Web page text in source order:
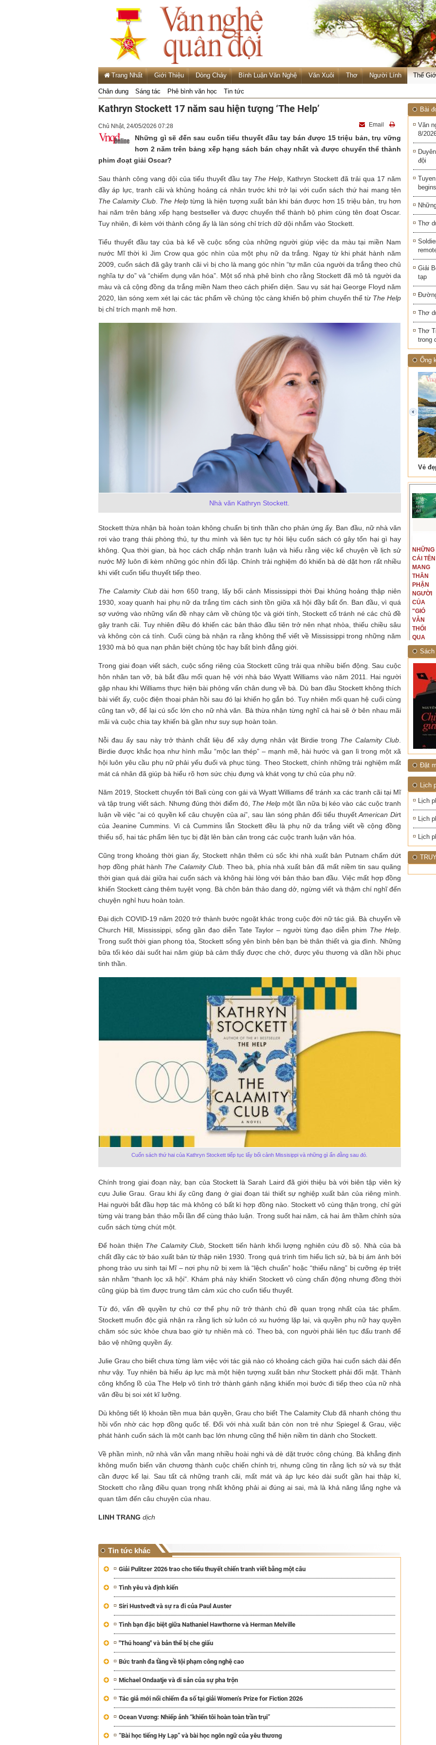
Trang Nhất Giới Thiệu Dòng Chảy Bình Luận Văn Nghệ Văn Xuôi Thơ Người Lính Thế
Chân dung Sáng tác Phê bình văn học Tin tức
Kathryn Stockett 17 năm sau hiện tượng ‘The Help’
Chủ Nhật, 24/05/2026 07:28 Email
Những gì sẽ đến sau cuốn tiểu thuyết đầu tay bán được 15 triệu bản, trụ vững
hơn 2 năm trên bảng xếp hạng sách bán chạy nhất và được chuyển thể thành
phim đoạt giải Oscar?
Sau thành công vang dội của tiểu thuyết đầu tay The Help, Kathryn Stockett đã trải qua 17 năm
đầy áp lực, tranh cãi và khủng hoảng cá nhân trước khi trở lại với cuốn sách thứ hai mang tên
The Calamity Club. The Helptừng là hiện tượng xuất bản khi bán được hơn 15 triệu bản, trụ hơn
hai năm trên bảng xếp hạng bestseller và được chuyển thể thành bộ phim cùng tên đoạt Oscar.
Tuy nhiên, đi kèm với thành công ấy là làn sóng chỉ trích dữ dội nhắm vào Stockett.
Tiểu thuyết đầu tay của bà kể về cuộc sống của những người giúp việc da màu tại miền Nam
nước Mĩ thời kì Jim Crow qua góc nhìn của một phụ nữ da trắng. Ngay từ khi phát hành năm
2009, cuốn sách đã gây tranh cãi vì bị cho là mang góc nhìn “tự mãn của người da trắng theo chủ
nghĩa tự do” và “chiếm dụng văn hóa”. Một số nhà phê bình cho rằng Stockett đã mô tả người da
màu và cả cộng đồng da trắng miền Nam theo cách phiến diện. Sau vụ sát hại George Floyd năm
2020, làn sóng xem xét lại các tác phẩm về chủng tộc càng khiến bộ phim chuyển thể từ The Help
bị chỉ trích mạnh mẽ hơn.
Nhà văn Kathryn Stockett.
Stockett thừa nhận bà hoàn toàn không chuẩn bị tinh thần cho phản ứng ấy. Ban đầu, nữ nhà văn
rơi vào trạng thái phòng thủ, tự thu mình và liên tục tự hỏi liệu cuốn sách có gây tổn hại gì hay
không. Qua thời gian, bà học cách chấp nhận tranh luận và hiểu rằng việc kể chuyện về lịch sử
nước Mỹ luôn đi kèm những góc nhìn đối lập. Chính trải nghiệm đó khiến bà dè dặt hơn rất nhiều
khi viết cuốn tiểu thuyết tiếp theo.
The Calamity Clubdài hơn 650 trang, lấy bối cảnh Mississippi thời Đại khủng hoảng thập niên
1930, xoay quanh hai phụ nữ da trắng tìm cách sinh tồn giữa xã hội đầy bất ổn. Ban đầu, vì quá
sợ vướng vào những vấn đề nhạy cảm về chủng tộc và giới tính, Stockett cố tránh né các chủ đề
gây tranh cãi. Tuy nhiên điều đó khiến các bản thảo đầu tiên trở nên nhạt nhòa, thiếu chiều sâu
và không còn cá tính. Cuối cùng bà nhận ra rằng không thể viết về Mississippi trong những năm
1930 mà bỏ qua nạn phân biệt chủng tộc hay bất bình đẳng giới.
Trong giai đoạn viết sách, cuộc sống riêng của Stockett cũng trải qua nhiều biến động. Sau cuộc
hôn nhân tan vỡ, bà bắt đầu mối quan hệ với nhà báo Wyatt Williams vào năm 2011. Hai người
gặp nhau khi Williams thực hiện bài phỏng vấn chân dung về bà. Dù ban đầu Stockett không thích
bài viết ấy, cuộc điện thoại phản hồi sau đó lại khiến họ gắn bó. Tuy nhiên mối quan hệ cuối cùng
cũng tan vỡ, để lại cú sốc lớn cho nữ nhà văn. Bà thừa nhận từng nghĩ cả hai sẽ ở bên nhau mãi
mãi và cuộc chia tay khiến bà gần như suy sụp hoàn toàn.
Nỗi đau ấy sau này trở thành chất liệu để xây dựng nhân vật Birdie trong The Calamity Club.
Birdie được khắc họa như hình mẫu “mộc lan thép” – mạnh mẽ, hài hước và gan lì trong một xã
hội luôn yêu cầu phụ nữ phải yếu đuối và phục tùng. Theo Stockett, chính những trải nghiệm mất
mát cá nhân đã giúp bà hiểu rõ hơn sức chịu đựng và khát vọng tự chủ của phụ nữ.
Năm 2019, Stockett chuyển tới Bali cùng con gái và Wyatt Williams để tránh xa các tranh cãi tại Mĩ
và tập trung viết sách. Nhưng đúng thời điểm đó, The Help một lần nữa bị kéo vào các cuộc tranh
luận về việc “ai có quyền kể câu chuyện của ai”, sau làn sóng phản đối tiểu thuyếtAmerican Dirt
của Jeanine Cummins. Vì cả Cummins lẫn Stockett đều là phụ nữ da trắng viết về cộng đồng
thiểu số, hai tác phẩm liên tục bị đặt lên bàn cân trong các cuộc tranh luận văn hóa.
Cũng trong khoảng thời gian ấy, Stockett nhận thêm cú sốc khi nhà xuất bản Putnam chấm dứt
hợp đồng phát hành The Calamity Club . Theo bà, phía nhà xuất bản đã mất niềm tin sau quãng
thời gian quá dài giữa hai cuốn sách và không hài lòng với bản thảo ban đầu. Việc mất hợp đồng
khiến Stockett càng thêm tuyệt vọng. Bà chôn bản thảo dang dở, ngừng viết và thậm chí nghĩ đến
chuyện nghỉ hưu hoàn toàn.
Đại dịch COVID-19 năm 2020 trở thành bước ngoặt khác trong cuộc đời nữ tác giả. Bà chuyển về
Church Hill, Mississippi, sống gần đạo diễn Tate Taylor – người từng đạo diễn phim The Help
Trong suốt thời gian phong tỏa, Stockett sống yên bình bên bạn bè thân thiết và gia đình. Những
bữa tối kéo dài suốt hai năm giúp bà cảm thấy được che chở, được yêu thương và dần hồi phục
tinh thần.
Cuốn sách thứ hai của Kathryn Stockett tiếp tục lấy bối cảnh Missisippi và những gì ẩn đằng sau đó.
Chính trong giai đoạn này, bạn của Stockett là Sarah Laird đã giới thiệu bà với biên tập viên kỳ
cựu Julie Grau. Grau khi ấy cũng đang ở giai đoạn tái thiết sự nghiệp xuất bản của riêng mình.
Hai người bắt đầu hợp tác mà không có bất kì hợp đồng nào. Stockett vô cùng thận trọng, chỉ gửi
từng vài trang bản thảo mỗi lần để cùng thảo luận. Trong suốt hai năm, cả hai âm thầm chỉnh sửa
cuốn sách từng chút một.
Để hoàn thiện The Calamity Club , Stockett tiến hành khối lượng nghiên cứu đồ sộ. Nhà của bà
chất đầy các tờ báo xuất bản từ thập niên 1930. Trong quá trình tìm hiểu lịch sử, bà bị ám ảnh bởi
phong trào ưu sinh tại Mĩ – nơi phụ nữ bị xem là “lệch chuẩn” hoặc “thiểu năng” bị cưỡng ép triệt
sản nhằm “thanh lọc xã hội”. Khám phá này khiến Stockett vô cùng chấn động nhưng đồng thời
cũng giúp bà tìm được trung tâm cảm xúc cho cuốn tiểu thuyết.
Từ đó, vấn đề quyền tự chủ cơ thể phụ nữ trở thành chủ đề quan trọng nhất của tác phẩm.
Stockett muốn độc giả nhận ra rằng lịch sử luôn có xu hướng lặp lại, và quyền phụ nữ hay quyền
chăm sóc sức khỏe chưa bao giờ tự nhiên mà có. Theo bà, con người phải liên tục đấu tranh để
bảo vệ những quyền ấy.
Julie Grau cho biết chưa từng làm việc với tác giả nào có khoảng cách giữa hai cuốn sách dài đến
như vậy. Tuy nhiên bà hiểu áp lực mà một hiện tượng xuất bản như Stockett phải đối mặt. Thành
công khổng lồ của The Help vô tình trở thành gánh nặng khiến mọi bước đi tiếp theo của nữ nhà
văn đều bị soi xét kĩ lưỡng.
Dù không tiết lộ khoản tiền mua bản quyền, Grau cho biết The Calamity Club đã nhanh chóng thu
hồi vốn nhờ các hợp đồng quốc tế. Đối với nhà xuất bản còn non trẻ như Spiegel & Grau, việc
phát hành cuốn sách là một canh bạc lớn nhưng cũng thể hiện niềm tin dành cho Stockett.
Về phần mình, nữ nhà văn vẫn mang nhiều hoài nghi và dè dặt trước công chúng. Bà khẳng định
không muốn biến văn chương thành cuộc chiến chính trị, nhưng cũng tin rằng lịch sử và sự thật
cần được kể lại. Sau tất cả những tranh cãi, mất mát và áp lực kéo dài suốt gần hai thập kỉ,
Stockett cho rằng điều quan trọng nhất không phải ai đúng ai sai, mà là khả năng lắng nghe và
quan tâm đến câu chuyện của nhau.
LINH TRANG dịch
Tin tức khác
Giải Pulitzer 2026 trao cho tiểu thuyết chiến tranh viết bằng một câu
Tình yêu và định kiến
Siri Hustvedt và sự ra đi của Paul Auster
Tình bạn đặc biệt giữa Nathaniel Hawthorne và Herman Melville
"Thú hoang" và bản thể bị che giấu
Bức tranh đa tầng về tội phạm công nghệ cao
Michael Ondaatje và di sản của sự pha trộn
Tác giả mới nổi chiếm đa số tại giải Women’s Prize for Fiction 2026
Ocean Vương: Nhiếp ảnh “khiến tôi hoàn toàn trần trụi”
“Bài học tiếng Hy Lạp” và bài học ngôn ngữ của yêu thương
Bài
Văn
8/
đội
Thơ
Giải
tạp
Thơ
Thơ
trong
Ống
Mùa xanh Tam Cốc Lẫm liệt Hải Vân quan
prev
NHỮNG
NGƯỜI
TÔI GẶP,
NHỮNG
TÔI VIẾT
Tôi từng hình dung viết văn là
công việc của sự hư cấu, một
hành trình phác dựng thế giới từ
trí tưởng tượng, nơi nhà văn tự
do tạo hình mọi thứ theo ý mình...
NGUYÊN
MẪU
CỦA TÔI
NGƯỜI
ĐÃ PHẤT
CAO CỜ
THÁNG
TÁM
NĂM
Là người đi dọc biên giới phía
Bắc, tôi có thế mạnh khi hình
dung, mở ra không gian của giai
NHỮNG
CÁI TÊN
MANG
THÂN
PHẬN
NGƯỜI
CỦA
"GIÓ
VẪN
THỔI
QUA
RỪNG
NHIỆT
ĐỚI"
Đặt
Lịch
Lịch
Lịch
Lịch